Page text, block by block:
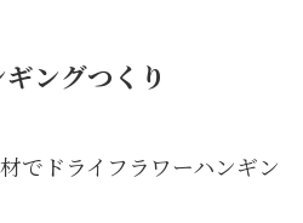
ングつくり
でドライフラワーハンギン